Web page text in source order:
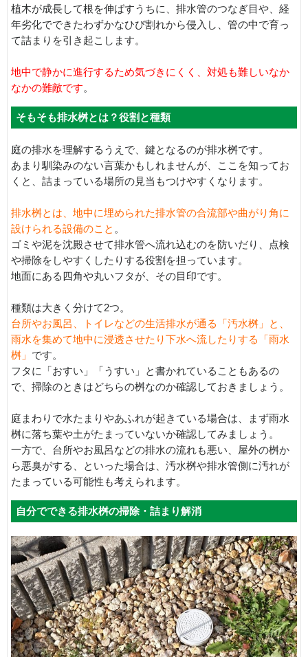
植木が成長して根を伸ばすうちに、排水管のつなぎ目や、経
年劣化でできたわずかなひび割れから侵入し、管の中で育っ
て詰まりを引き起こします。
地中で静かに進行するため気づきにくく、対処も難しいなか
なかの難敵です。
そもそも排水桝とは？役割と種類
庭の排水を理解するうえで、鍵となるのが排水桝です。
あまり馴染みのない言葉かもしれませんが、ここを知ってお
くと、詰まっている場所の見当もつけやすくなります。
排水桝とは、地中に埋められた排水管の合流部や曲がり角に
設けられる設備のこと 。
ゴミや泥を沈殿させて排水管へ流れ込むのを防いだり、点検
や掃除をしやすくしたりする役割を担っています。
地面にある四角や丸いフタが、その目印です。
種類は大きく分けて2つ。
台所やお風呂、トイレなどの生活排水が通る「汚水桝」と、
雨水を集めて地中に浸透させたり下水へ流したりする「雨水
桝」 です。
フタに「おすい」「うすい」と書かれていることもあるの
で、掃除のときはどちらの桝なのか確認しておきましょう。
庭まわりで水たまりやあふれが起きている場合は、まず雨水
桝に落ち葉や土がたまっていないか確認してみましょう。
一方で、台所やお風呂などの排水の流れも悪い、屋外の桝か
ら悪臭がする、といった場合は、汚水桝や排水管側に汚れが
たまっている可能性も考えられます。
自分でできる排水桝の掃除・詰まり解消